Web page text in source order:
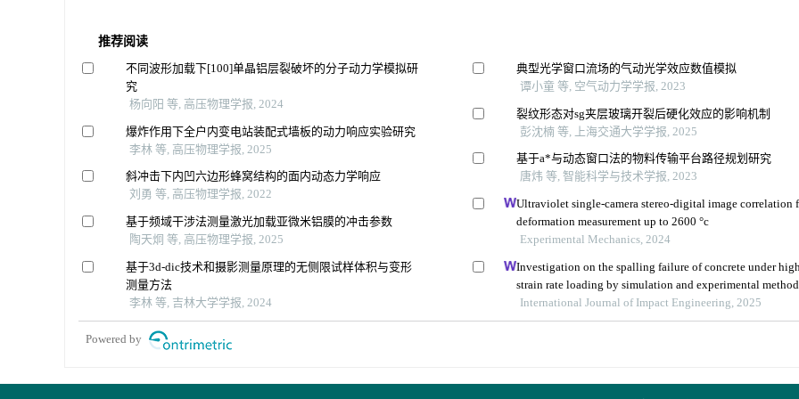
推荐阅读
不同波形加载下[100]单晶铝层裂破坏的分子动力学模拟研
究
杨向阳 等, 高压物理学报, 2024
爆炸作用下全户内变电站装配式墙板的动力响应实验研究
李林 等, 高压物理学报, 2025
斜冲击下内凹六边形蜂窝结构的面内动态力学响应
刘勇 等, 高压物理学报, 2022
基于频域干涉法测量激光加载亚微米铝膜的冲击参数
陶天炯 等, 高压物理学报, 2025
基于3d-dic技术和摄影测量原理的无侧限试样体积与变形
测量方法
李林 等, 吉林大学学报, 2024
典型光学窗口流场的气动光学效应数值模拟
谭小童 等, 空气动力学学报, 2023
裂纹形态对sg夹层玻璃开裂后硬化效应的影响机制
彭沈楠 等, 上海交通大学学报, 2025
基于a*与动态窗口法的物料传输平台路径规划研究
唐炜 等, 智能科学与技术学报, 2023
Ultraviolet single-camera stereo-digital image correlation
deformation measurement up to 2600 °c
Experimental Mechanics, 2024
Investigation on the spalling failure of concrete under high
strain rate loading by simulation and experimental method
International Journal of Impact Engineering, 2025
Powered by